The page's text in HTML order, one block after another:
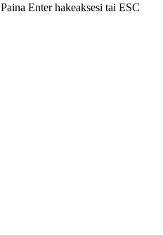
Paina Enter hakeaksesi tai ESC